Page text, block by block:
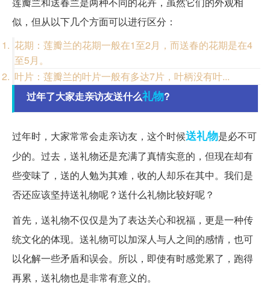
似，但从以下几个方面可以进行区分：
花期：莲瓣兰的花期一般在1至2月，而送春的花期是在4
至5月。
叶片：莲瓣兰的叶片一般有多达7片，叶柄没有叶...
过年了大家走亲访友送什么礼物?
过年时，大家常常会走亲访友，这个时候送礼物是必不可
少的。过去，送礼物还是充满了真情实意的，但现在却有
些变味了，送的人勉为其难，收的人却乐在其中。我们是
否还应该坚持送礼物呢？送什么礼物比较好呢？
首先，送礼物不仅仅是为了表达关心和祝福，更是一种传
统文化的体现。送礼物可以加深人与人之间的感情，也可
以化解一些矛盾和误会。所以，即使有时感觉累了，跑得
再累，送礼物也是非常有意义的。